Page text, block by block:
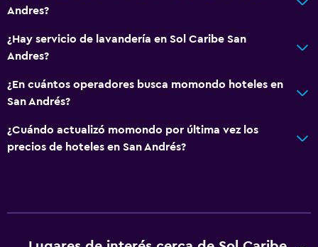
Salud y seguridad
Botiquín de primeros auxilios
Cámaras CCTV en zonas comunes
Cámaras CCTV en el exterior
Seguridad las 24 horas
Caja fuerte
Bar de tapas
Andres?
¿Hay servicio de lavandería en Sol Caribe San
Andres?
¿En cuántos operadores busca momondo hoteles en
San Andrés?
¿Cuándo actualizó momondo por última vez los
precios de hoteles en San Andrés?